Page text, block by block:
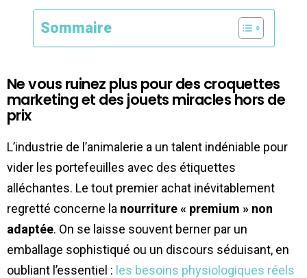
Sommaire
Ne vous ruinez plus pour des croquettes
marketing et des jouets miracles hors de
prix
L’industrie de l’animalerie a un talent indéniable pour
vider les portefeuilles avec des étiquettes
alléchantes. Le tout premier achat inévitablement
regretté concerne la nourriture « premium » non
adaptée. On se laisse souvent berner par un
emballage sophistiqué ou un discours séduisant, en
oubliant l’essentiel : les besoins physiologiques réels